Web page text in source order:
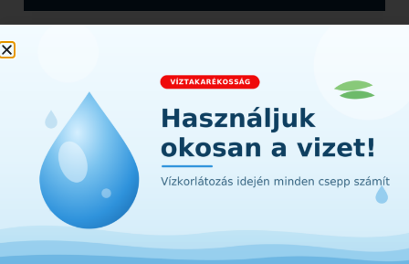
Iratkozzon fel hírlevelünkre!
Értesüljön első kézből a városunkat érintő
hírekről, információkról. A lényeg Diósdról -
egyenesen a postafiókjába!